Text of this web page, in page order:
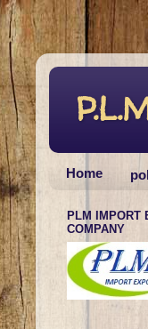
Home
PLM IMPORT
COMPANY